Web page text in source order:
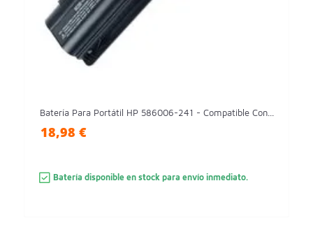
Batería Para Portátil HP 586006-241 - Compatible Con...
18,98 €
Batería disponible en stock para envío inmediato.